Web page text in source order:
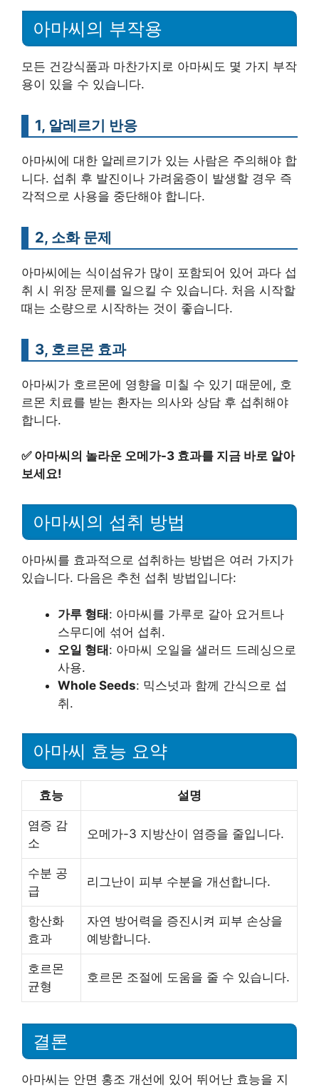
아마씨의 부작용
모든 건강식품과 마찬가지로 아마씨도 몇 가지 부작
용이 있을 수 있습니다.
1, 알레르기 반응
아마씨에 대한 알레르기가 있는 사람은 주의해야 합
니다. 섭취 후 발진이나 가려움증이 발생할 경우 즉
각적으로 사용을 중단해야 합니다.
2, 소화 문제
아마씨에는 식이섬유가 많이 포함되어 있어 과다 섭
취 시 위장 문제를 일으킬 수 있습니다. 처음 시작할
때는 소량으로 시작하는 것이 좋습니다.
3, 호르몬 효과
아마씨가 호르몬에 영향을 미칠 수 있기 때문에, 호
르몬 치료를 받는 환자는 의사와 상담 후 섭취해야
합니다.
✅ 아마씨의 놀라운 오메가-3 효과를 지금 바로 알아
보세요!
아마씨의 섭취 방법
아마씨를 효과적으로 섭취하는 방법은 여러 가지가
있습니다. 다음은 추천 섭취 방법입니다:
가루 형태: 아마씨를 가루로 갈아 요거트나
스무디에 섞어 섭취.
오일 형태: 아마씨 오일을 샐러드 드레싱으로
사용.
Whole Seeds: 믹스넛과 함께 간식으로 섭
취.
아마씨 효능 요약
효능 설명
염증 감
소
오메가-3 지방산이 염증을 줄입니다.
수분 공
급
리그난이 피부 수분을 개선합니다.
항산화
효과
자연 방어력을 증진시켜 피부 손상을
예방합니다.
호르몬
균형
호르몬 조절에 도움을 줄 수 있습니다.
결론
아마씨는 안면 홍조 개선에 있어 뛰어난 효능을 지